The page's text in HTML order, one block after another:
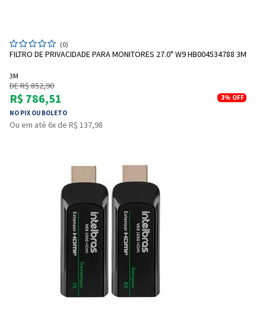
(0)
FILTRO DE PRIVACIDADE PARA MONITORES 27.0" W9 HB004534788 3M
3M
DE R$ 852,90
R$ 786,51
NO PIX OU BOLETO
3% OFF
Ou em até 6x de R$ 137,98